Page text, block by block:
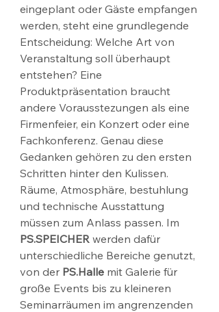
eingeplant oder Gäste empfangen
werden, steht eine grundlegende
Entscheidung: Welche Art von
Veranstaltung soll überhaupt
entstehen? Eine
Produktpräsentation braucht
andere Vorausstezungen als eine
Firmenfeier, ein Konzert oder eine
Fachkonferenz. Genau diese
Gedanken gehören zu den ersten
Schritten hinter den Kulissen.
Räume, Atmosphäre, bestuhlung
und technische Ausstattung
müssen zum Anlass passen. Im
PS.SPEICHER werden dafür
unterschiedliche Bereiche genutzt,
von der PS.Halle mit Galerie für
große Events bis zu kleineren
Seminarräumen im angrenzenden